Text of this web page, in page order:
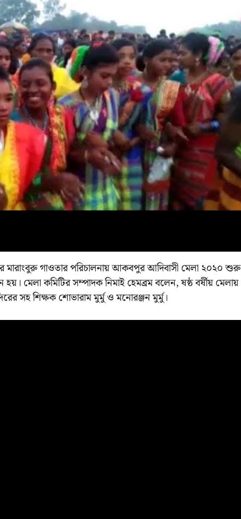
মারাংবুরু গাওতার পরিচালনায় আকবপুর আদিবাসী মেলা ২০২০ শুরু
মেলা কমিটির সম্পাদক নিমাই হেমব্রম বলেন, ষষ্ঠ বর্ষীয় মেলায়
সহ শিক্ষক শোভারাম মুর্মু ও মনোরঞ্জন মুর্মু।